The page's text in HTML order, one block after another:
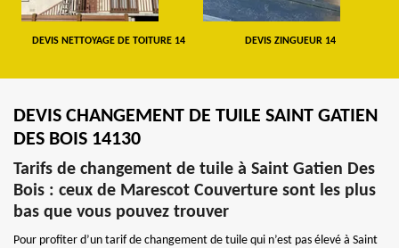
DEVIS NETTOYAGE DE TOITURE 14 DEVIS ZINGUEUR 14
DEVIS CHANGEMENT DE TUILE SAINT GATIEN
DES BOIS 14130
Tarifs de changement de tuile à Saint Gatien Des
Bois : ceux de Marescot Couverture sont les plus
bas que vous pouvez trouver
Pour profiter d’un tarif de changement de tuile qui n’est pas élevé à Saint